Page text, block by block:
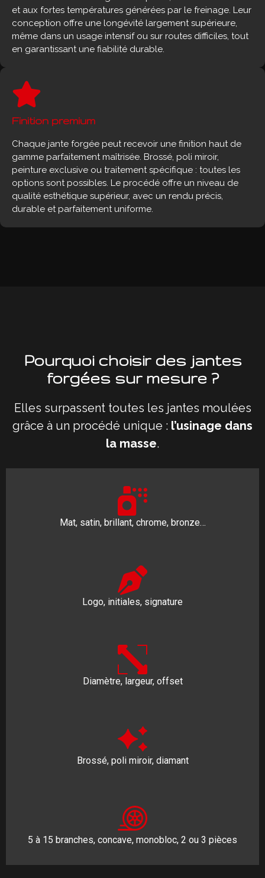
et aux fortes températures générées par le freinage. Leur
conception offre une longévité largement supérieure,
même dans un usage intensif ou sur routes difficiles, tout
en garantissant une fiabilité durable.
Finition premium
Chaque jante forgée peut recevoir une finition haut de
gamme parfaitement maîtrisée. Brossé, poli miroir,
peinture exclusive ou traitement spécifique : toutes les
options sont possibles. Le procédé offre un niveau de
qualité esthétique supérieur, avec un rendu précis,
durable et parfaitement uniforme.
Pourquoi choisir des jantes
forgées sur mesure ?
Elles surpassent toutes les jantes moulées
grâce à un procédé unique : l’usinage dans
la masse.
Mat, satin, brillant, chrome, bronze…
Logo, initiales, signature
Diamètre, largeur, offset
Brossé, poli miroir, diamant
5 à 15 branches, concave, monobloc, 2 ou 3 pièces